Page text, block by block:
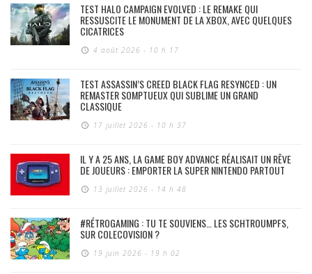
TEST HALO CAMPAIGN EVOLVED : LE REMAKE QUI
RESSUSCITE LE MONUMENT DE LA XBOX, AVEC QUELQUES
CICATRICES
4 août 2026 - 10 h 17
TEST ASSASSIN’S CREED BLACK FLAG RESYNCED : UN
REMASTER SOMPTUEUX QUI SUBLIME UN GRAND
CLASSIQUE
17 juillet 2026 - 10 h 37
IL Y A 25 ANS, LA GAME BOY ADVANCE RÉALISAIT UN RÊVE
DE JOUEURS : EMPORTER LA SUPER NINTENDO PARTOUT
13 juillet 2026 - 14 h 48
#RÉTROGAMING : TU TE SOUVIENS… LES SCHTROUMPFS,
SUR COLECOVISION ?
19 juin 2026 - 19 h 02